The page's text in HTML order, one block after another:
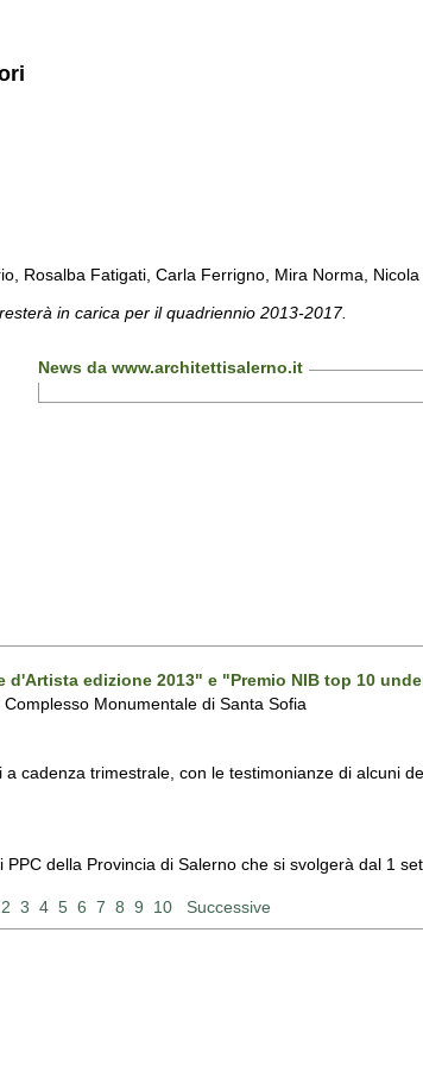
Rosalba Fatigati, Carla Ferrigno, Mira Norma,
in carica per il quadriennio 2013-2017.
News da www.architettisalerno.it
edizione 2013" e "Premio NIB top 10
Monumentale di Santa Sofia
cadenza trimestrale, con le testimonianze di alcuni
della Provincia di Salerno che si svolgerà dal 1
2 3 4 5 6 7 8 9 10 Successive